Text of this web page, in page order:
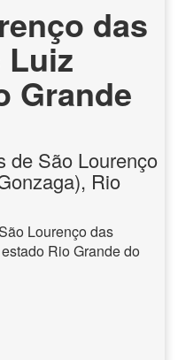
das
Luiz
Grande
de São Lourenço
Rio
Lourenço das
Rio Grande do